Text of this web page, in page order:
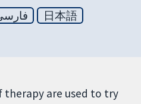
日本語
therapy are used to try